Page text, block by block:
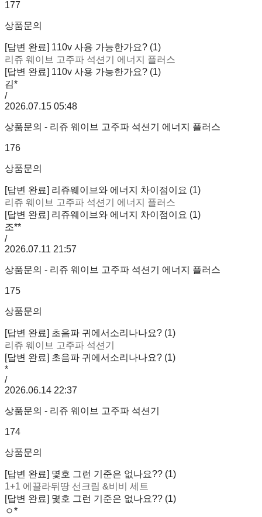
177
상품문의
[답변 완료] 110v 사용 가능한가요? (1)
리쥬 웨이브 고주파 석션기 에너지 플러스
[답변 완료] 110v 사용 가능한가요? (1)
김*
/
2026.07.15 05:48
상품문의 - 리쥬 웨이브 고주파 석션기 에너지 플러스
176
상품문의
[답변 완료] 리쥬웨이브와 에너지 차이점이요 (1)
리쥬 웨이브 고주파 석션기 에너지 플러스
[답변 완료] 리쥬웨이브와 에너지 차이점이요 (1)
조**
/
2026.07.11 21:57
상품문의 - 리쥬 웨이브 고주파 석션기 에너지 플러스
175
상품문의
[답변 완료] 초음파 귀에서소리나나요? (1)
리쥬 웨이브 고주파 석션기
[답변 완료] 초음파 귀에서소리나나요? (1)
*
/
2026.06.14 22:37
상품문의 - 리쥬 웨이브 고주파 석션기
174
상품문의
[답변 완료] 몇호 그런 기준은 없나요?? (1)
1+1 에끌라뒤땅 선크림 &비비 세트
[답변 완료] 몇호 그런 기준은 없나요?? (1)
ㅇ*